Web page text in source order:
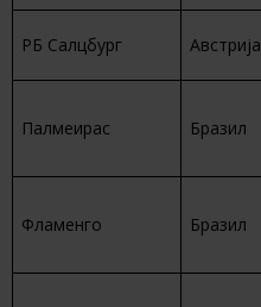
РБ Салцбург Австрија
Палмеирас Бразил
Фламенго Бразил